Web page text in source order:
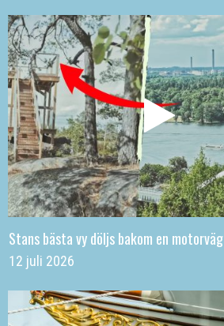
Stans bästa vy döljs bakom en motorväg
12 juli 2026